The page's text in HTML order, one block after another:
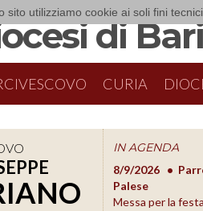
sito utilizziamo cookie ai soli fini
di
CURIA
IN AGENDA
8/9/2026
Palese
Messa per la